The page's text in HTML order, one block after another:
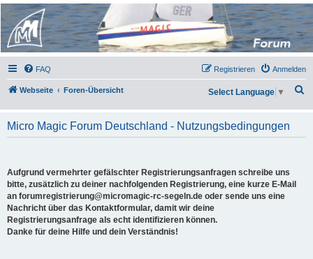
Micro Magic Forum
Deutschland
FAQ Anmelden
Registrieren
Webseite Foren-Übersicht
h
Select Language ▼
Micro Magic Forum Deutschland - Nutzungsbedingungen
Aufgrund vermehrter gefälschter Registrierungsanfragen schreibe uns
bitte, zusätzlich zu deiner nachfolgenden Registrierung, eine kurze E-Mail
an forumregistrierung@micromagic-rc-segeln.de oder sende uns eine
Nachricht über das Kontaktformular, damit wir deine
Registrierungsanfrage als echt identifizieren können.
Danke für deine Hilfe und dein Verständnis!